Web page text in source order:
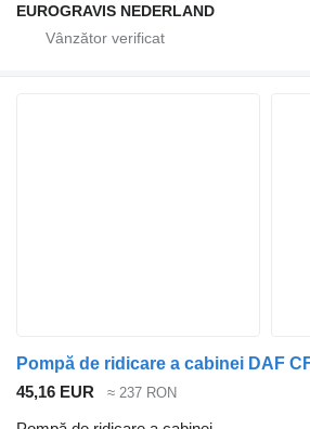
EUROGRAVIS NEDERLAND
45,16 EUR ≈ 237 RON